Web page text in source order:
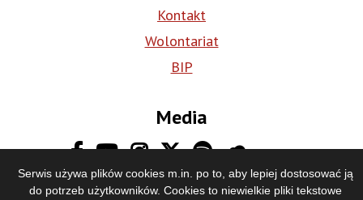
Serwis używa plików cookies m.in. po to, aby lepiej dostosować ją
do potrzeb użytkowników. Cookies to niewielkie pliki tekstowe
Kontakt
Wolontariat
BIP
Media